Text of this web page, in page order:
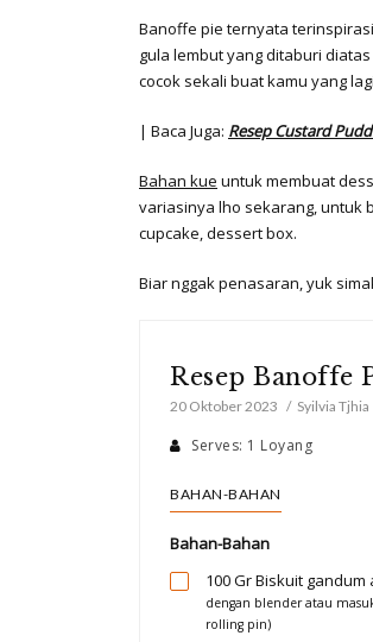
Banoffe pie ternyata
gula lembut yang ditaburi
cocok sekali buat kamu yang
| Baca Juga: Resep Custard
Bahan kue untuk membuat
variasinya lho sekarang, untuk
cupcake, dessert box.
Biar nggak penasaran, yuk
Resep Banoffe
20 Oktober 2023 Syilvia Tjhia
Serves: 1 Loyang
BAHAN-BAHAN
Bahan-Bahan
100 GrBiskuit
dengan blender atau
rolling pin)